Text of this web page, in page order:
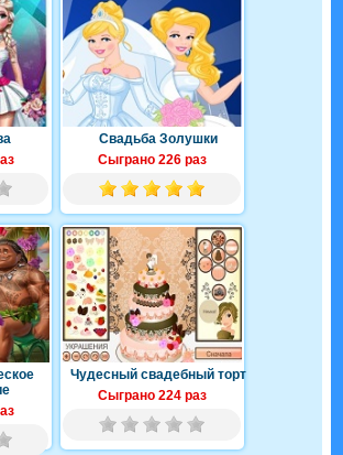
Свадьба Золушки
Сыграно 226 раз
Чудесный свадебный торт
Сыграно 224 раз